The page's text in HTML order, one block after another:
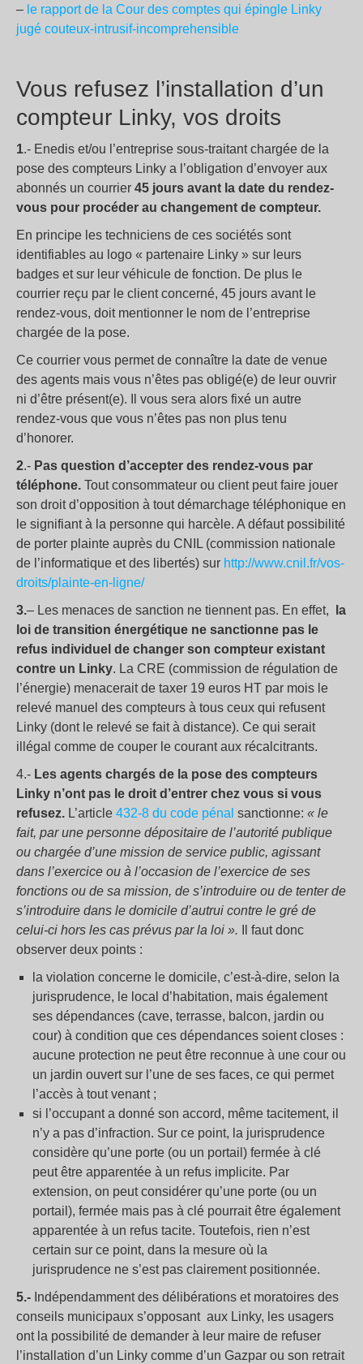
– le rapport de la Cour des comptes qui épingle Linky
jugé couteux-intrusif-incomprehensible
Vous refusez l’installation d’un
compteur Linky, vos droits
1.- Enedis et/ou l’entreprise sous-traitant chargée de la
pose des compteurs Linky a l’obligation d’envoyer aux
abonnés un courrier 45 jours avant la date du rendez-
vous pour procéder au changement de compteur.
En principe les techniciens de ces sociétés sont
identifiables au logo « partenaire Linky » sur leurs
badges et sur leur véhicule de fonction. De plus le
courrier reçu par le client concerné, 45 jours avant le
rendez-vous, doit mentionner le nom de l’entreprise
chargée de la pose.
Ce courrier vous permet de connaître la date de venue
des agents mais vous n’êtes pas obligé(e) de leur ouvrir
ni d’être présent(e). Il vous sera alors fixé un autre
rendez-vous que vous n’êtes pas non plus tenu
d’honorer.
2.- Pas question d’accepter des rendez-vous par
téléphone. Tout consommateur ou client peut faire jouer
son droit d’opposition à tout démarchage téléphonique en
le signifiant à la personne qui harcèle. A défaut possibilité
de porter plainte auprès du CNIL (commission nationale
de l’informatique et des libertés) sur http://www.cnil.fr/vos-
droits/plainte-en-ligne/
3.– Les menaces de sanction ne tiennent pas. En effet,
la
loi de transition énergétique ne sanctionne pas le
refus individuel de changer son compteur existant
contre un Linky. La CRE (commission de régulation de
l’énergie) menacerait de taxer 19 euros HT par mois le
relevé manuel des compteurs à tous ceux qui refusent
Linky (dont le relevé se fait à distance). Ce qui serait
illégal comme de couper le courant aux récalcitrants.
4.- Les agents chargés de la pose des compteurs
Linky n’ont pas le droit d’entrer chez vous si vous
refusez. L’article 432-8 du code pénal sanctionne: « le
fait, par une personne dépositaire de l’autorité publique
ou chargée d’une mission de service public, agissant
dans l’exercice ou à l’occasion de l’exercice de ses
fonctions ou de sa mission, de s’introduire ou de tenter de
s’introduire dans le domicile d’autrui contre le gré de
celui-ci hors les cas prévus par la loi ».
Il faut donc
observer deux points :
la violation concerne le domicile, c’est-à-dire, selon la
jurisprudence, le local d’habitation, mais également
ses dépendances (cave, terrasse, balcon, jardin ou
cour) à condition que ces dépendances soient closes :
aucune protection ne peut être reconnue à une cour ou
un jardin ouvert sur l’une de ses faces, ce qui permet
l’accès à tout venant ;
si l’occupant a donné son accord, même tacitement, il
n’y a pas d’infraction. Sur ce point, la jurisprudence
considère qu’une porte (ou un portail) fermée à clé
peut être apparentée à un refus implicite. Par
extension, on peut considérer qu’une porte (ou un
portail), fermée mais pas à clé pourrait être également
apparentée à un refus tacite. Toutefois, rien n’est
certain sur ce point, dans la mesure où la
jurisprudence ne s’est pas clairement positionnée.
5.- Indépendamment des délibérations et moratoires des
conseils municipaux s’opposant aux Linky, les usagers
ont la possibilité de demander à leur maire de refuser
l’installation d’un Linky comme d’un Gazpar ou son retrait